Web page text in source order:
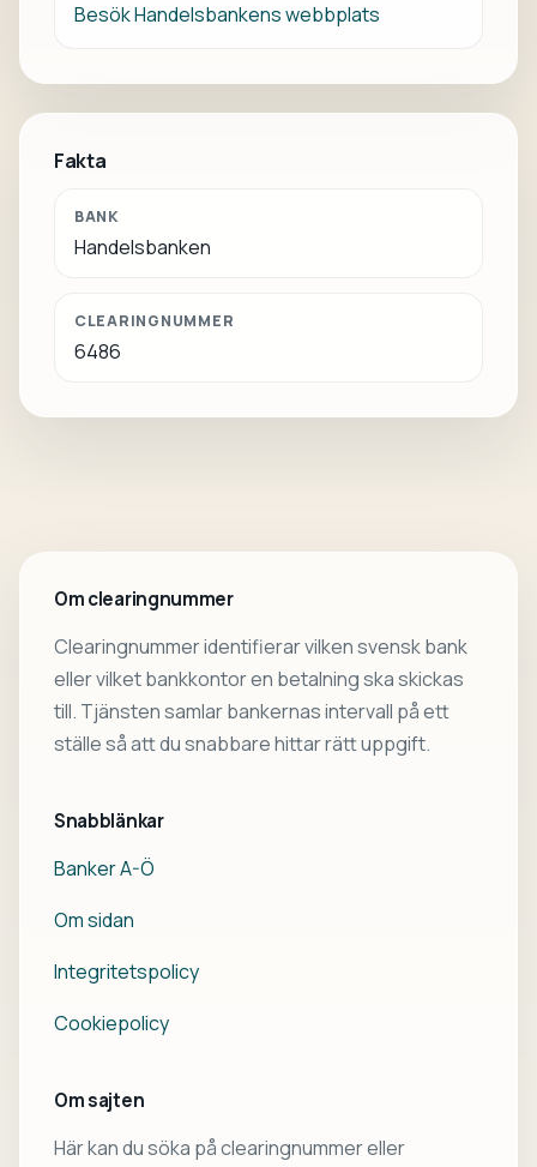
Besök Handelsbankens webbplats
Fakta
BANK
Handelsbanken
CLEARINGNUMMER
6486
Om clearingnummer
Clearingnummer identifierar vilken svensk bank
eller vilket bankkontor en betalning ska skickas
till. Tjänsten samlar bankernas intervall på ett
ställe så att du snabbare hittar rätt uppgift.
Snabblänkar
Banker A-Ö
Om sidan
Integritetspolicy
Cookiepolicy
Om sajten
Här kan du söka på clearingnummer eller